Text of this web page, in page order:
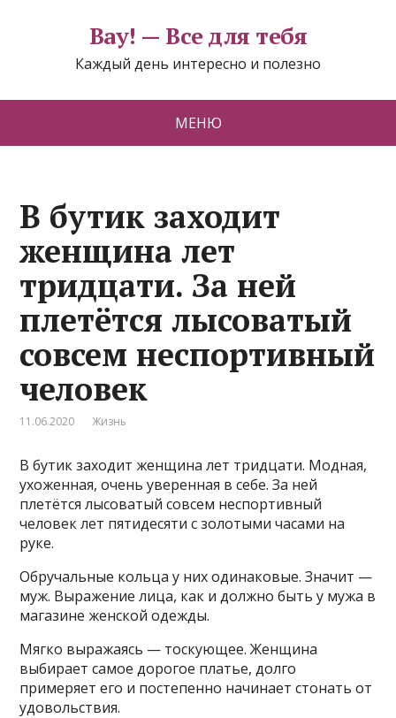
Вау! — Все для тебя
Каждый день интересно и полезно
МЕНЮ
В бутик заходит
женщина лет
тридцати. За ней
плетётся лысоватый
совсем неспортивный
человек
11.06.2020 Жизнь
В бутик заходит женщина лет тридцати. Модная,
ухоженная, очень уверенная в себе. За ней
плетётся лысоватый совсем неспортивный
человек лет пятидесяти с золотыми часами на
руке.
Обручальные кольца у них одинаковые. Значит —
муж. Выражение лица, как и должно быть у мужа в
магазине женской одежды.
Мягко выражаясь — тоскующее. Женщина
выбирает самое дорогое платье, долго
примеряет его и постепенно начинает стонать от
удовольствия.